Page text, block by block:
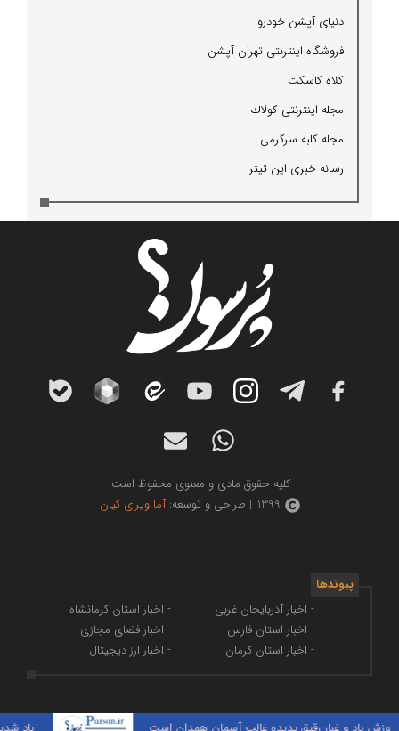
دنیای آپشن خودرو
فروشگاه اینترنتی تهران آپشن
كلاه كاسكت
مجله اینترنتی كولاك
مجله كلبه سرگرمی
رسانه خبری این تیتر
کلیه حقوق مادی و معنوی محفوظ است.
1399 | طراحی و توسعه:
آما ویرای کیان
پیوندها
- اخبار آذربایجان غربی
- اخبار استان فارس
- اخبار استان کرمان
- اخبار استان کرمانشاه
- اخبار فضای مجازی
- اخبار ارز دیجیتال